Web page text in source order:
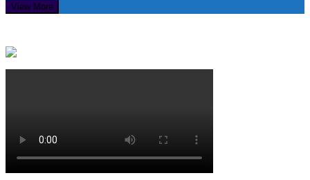
View More